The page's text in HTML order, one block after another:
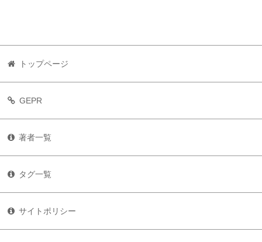
トップページ
GEPR
著者一覧
タグ一覧
サイトポリシー